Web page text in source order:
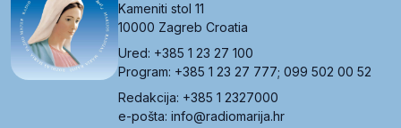
Kameniti stol 11
10000 Zagreb Croatia
Ured: +385 1 23 27 100
Program: +385 1 23 27 777; 099 502 00 52
Redakcija: +385 1 2327000
e-pošta: info@radiomarija.hr